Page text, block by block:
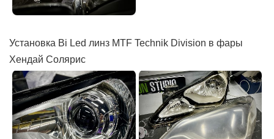
Установка Bi Led линз MTF Technik Division в фары
Хендай Солярис